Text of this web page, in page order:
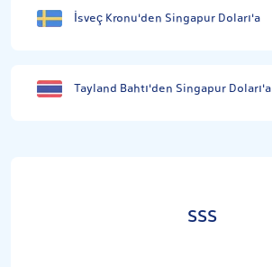
İsveç Kronu'den Singapur Doları'a
Tayland Bahtı'den Singapur Doları'a
SSS